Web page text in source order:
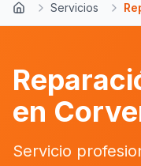
Inicio Servicios
en
Servicio